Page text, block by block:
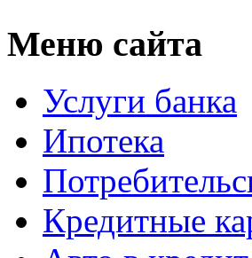
Меню сайта
Услуги банка
Ипотека
Кредитные